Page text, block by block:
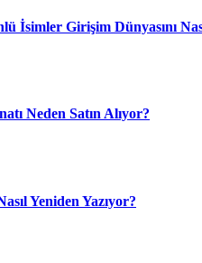
İsimler Girişim Dünyasını
Neden Satın Alıyor?
Yeniden Yazıyor?